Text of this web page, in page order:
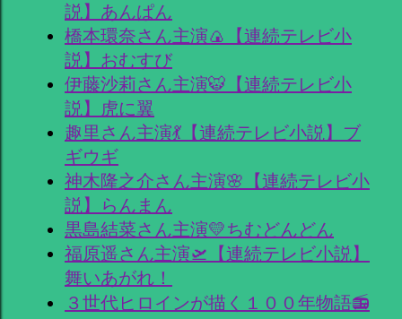
説】あんぱん
橋本環奈さん主演🍙【連続テレビ小
説】おむすび
伊藤沙莉さん主演🐯【連続テレビ小
説】虎に翼
趣里さん主演💃【連続テレビ小説】ブ
ギウギ
神木隆之介さん主演🌸【連続テレビ小
説】らんまん
黒島結菜さん主演💛ちむどんどん
福原遥さん主演🛫【連続テレビ小説】
舞いあがれ！
３世代ヒロインが描く１００年物語📻